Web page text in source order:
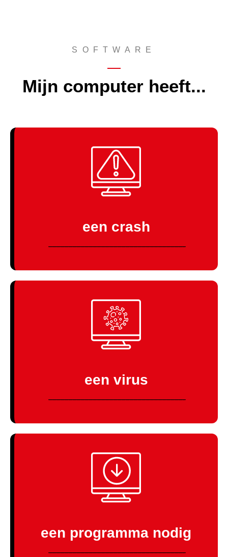
KLIK HIER
SOFTWARE
Mijn computer heeft...
een crash
------------------------------------------------------------------------------------------------------------------------------------------------------------------------
Wij helpen je graag!
KLIK HIEReen virus
------------------------------------------------------------------------------------------------------------------------------------------------------------------------
Wij helpen je graag!
KLIK HIER
een programma nodig
------------------------------------------------------------------------------------------------------------------------------------------------------------------------